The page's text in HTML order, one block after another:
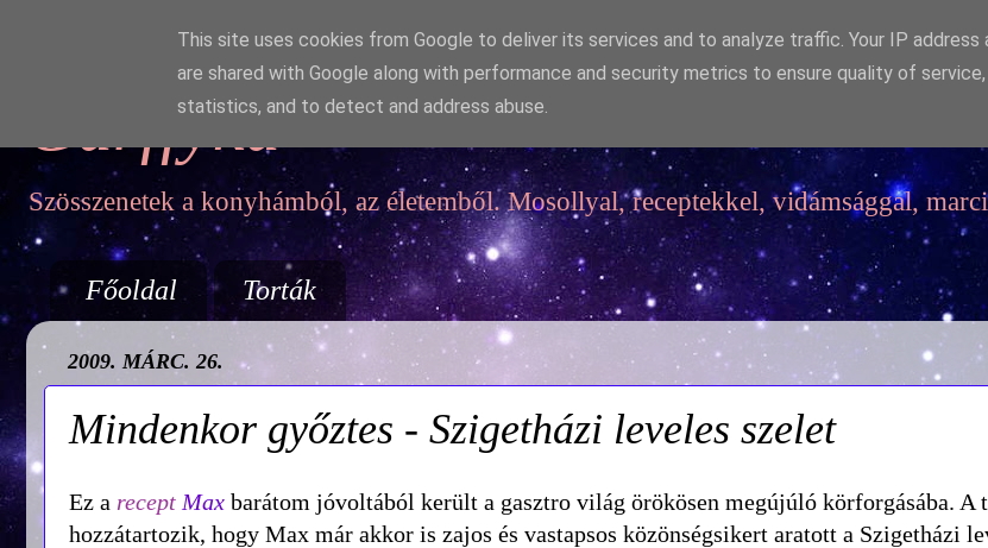
Garffyka
Szösszenetek a konyhámból, az életemből. Mosollyal, receptekkel, vidámsággal,
Főoldal Torták
2009. MÁRC. 26.
Mindenkor győztes - Szigetházi leveles szelet
Ez a recept Max barátom jóvoltából került a gasztro világ örökösen megújúló körforgásába. A
hozzátartozik, hogy Max már akkor is zajos és vastapsos közönségsikert aratott a Szigetházi
This site uses cookies from Google to deliver its services and to analyze traffic. Your IP address
are shared with Google along with performance and security metrics to ensure quality of
statistics, and to detect and address abuse.